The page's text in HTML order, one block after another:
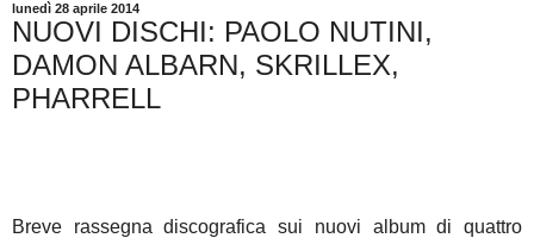
lunedì 28 aprile 2014
NUOVI DISCHI: PAOLO NUTINI,
DAMON ALBARN, SKRILLEX,
PHARRELL
Breve rassegna discografica sui nuovi album di quattro